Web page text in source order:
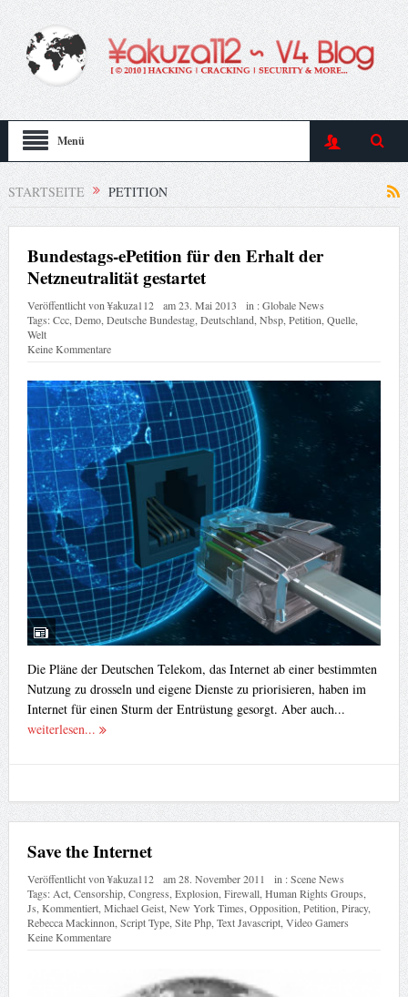
Menü
STARTSEITE PETITION
Bundestags-ePetition für den Erhalt der
Netzneutralität gestartet
Veröffentlicht von¥akuza112 am23. Mai 2013 in :Globale News
Tags:Ccc, Demo, Deutsche Bundestag, Deutschland, Nbsp, Petition Quelle,
Welt
Keine Kommentare
Die Pläne der Deutschen Telekom, das Internet ab einer bestimmten
Nutzung zu drosseln und eigene Dienste zu priorisieren, haben im
Internet für einen Sturm der Entrüstung gesorgt. Aber auch...
weiterlesen...
Save the Internet
Veröffentlicht von¥akuza112 am28. November 2011 in :Scene News
Tags: Act, Censorship, Congress Explosion Firewall, Human Rights Groups
Js Kommentiert, Michael Geist, New York Times Opposition Petition Piracy,
Rebecca Mackinnon Script Type, Site Php, Text Javascript, Video Gamers
Keine Kommentare